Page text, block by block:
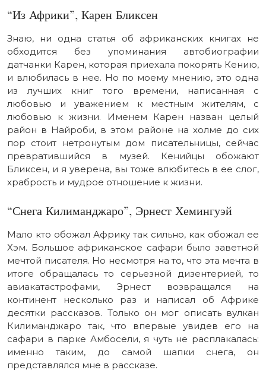
“Из Африки”, Карен Бликсен
Знаю, ни одна статья об африканских книгах не
обходится без упоминания автобиографии
датчанки Карен, которая приехала покорять Кению,
и влюбилась в нее. Но по моему мнению, это одна
из лучших книг того времени, написанная с
любовью и уважением к местным жителям, с
любовью к жизни. Именем Карен назван целый
район в Найроби, в этом районе на холме до сих
пор стоит нетронутым дом писательницы, сейчас
превратившийся в музей. Кенийцы обожают
Бликсен, и я уверена, вы тоже влюбитесь в ее слог,
храбрость и мудрое отношение к жизни.
“Снега Килиманджаро”, Эрнест Хемингуэй
Мало кто обожал Африку так сильно, как обожал ее
Хэм. Большое африканское сафари было заветной
мечтой писателя. Но несмотря на то, что эта мечта в
итоге обращалась то серьезной дизентерией, то
авиакатастрофами, Эрнест возвращался на
континент несколько раз и написал об Африке
десятки рассказов. Только он мог описать вулкан
Килиманджаро так, что впервые увидев его на
сафари в парке Амбосели, я чуть не расплакалась:
именно таким, до самой шапки снега, он
представлялся мне в рассказе.